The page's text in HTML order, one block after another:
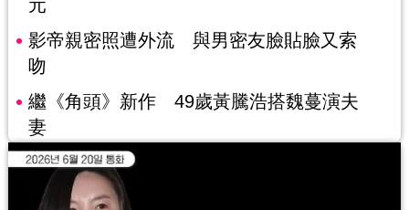
元
影帝親密照遭外流 與男密友臉貼臉又索
吻
繼《角頭》新作 49歲黃騰浩搭魏蔓演夫
妻